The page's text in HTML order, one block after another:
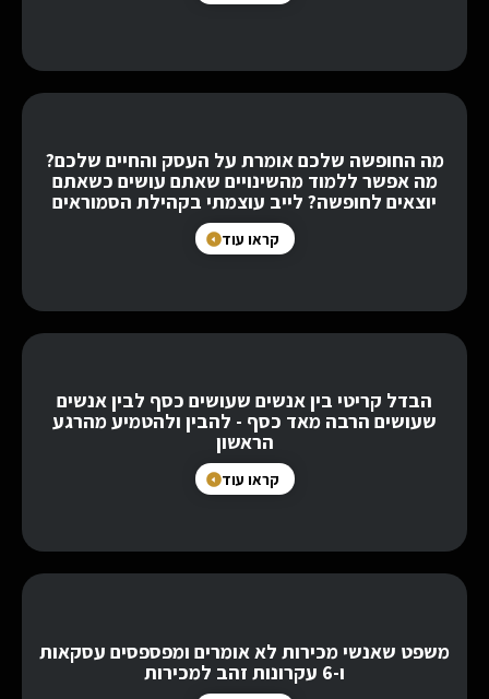
מה החופשה שלכם אומרת על העסק והחיים שלכם?
מה אפשר ללמוד מהשינויים שאתם עושים כשאתם
יוצאים לחופשה? לייב עוצמתי בקהילת הסמוראים
קראו עוד
הבדל קריטי בין אנשים שעושים כסף לבין אנשים
שעושים הרבה מאד כסף - להבין ולהטמיע מהרגע
הראשון
קראו עוד
משפט שאנשי מכירות לא אומרים ומפספסים עסקאות
ו-6 עקרונות זהב למכירות